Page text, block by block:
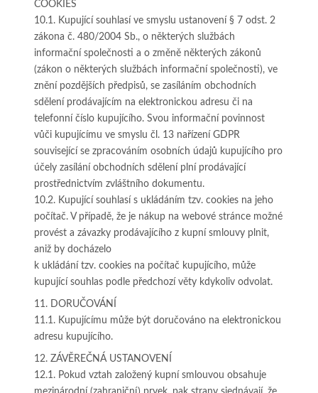
COOKIES
10.1. Kupující souhlasí ve smyslu ustanovení § 7 odst. 2
zákona č. 480/2004 Sb., o některých službách
informační společnosti a o změně některých zákonů
(zákon o některých službách informační společnosti), ve
znění pozdějších předpisů, se zasíláním obchodních
sdělení prodávajícím na elektronickou adresu či na
telefonní číslo kupujícího. Svou informační povinnost
vůči kupujícímu ve smyslu čl. 13 nařízení GDPR
související se zpracováním osobních údajů kupujícího pro
účely zasílání obchodních sdělení plní prodávající
prostřednictvím zvláštního dokumentu.
10.2. Kupující souhlasí s ukládáním tzv. cookies na jeho
počítač. V případě, že je nákup na webové stránce možné
provést a závazky prodávajícího z kupní smlouvy plnit,
aniž by docházelo
k ukládání tzv. cookies na počítač kupujícího, může
kupující souhlas podle předchozí věty kdykoliv odvolat.
11. DORUČOVÁNÍ
11.1. Kupujícímu může být doručováno na elektronickou
adresu kupujícího.
12. ZÁVĚREČNÁ USTANOVENÍ
12.1. Pokud vztah založený kupní smlouvou obsahuje